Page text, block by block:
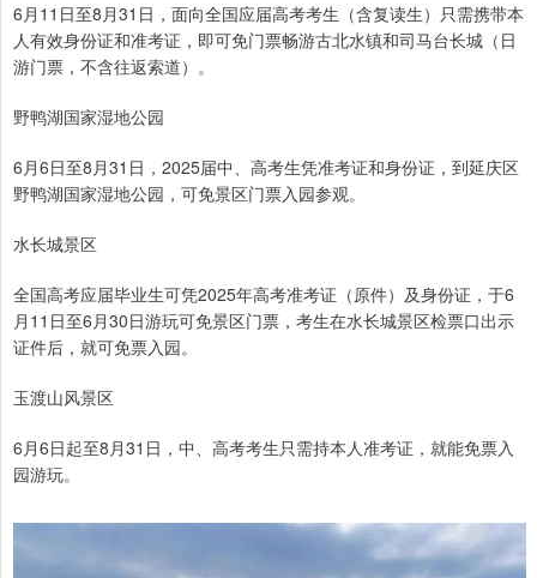
6月11日至8月31日，面向全国应届高考考生（含复读生）只需携带本
人有效身份证和准考证，即可免门票畅游古北水镇和司马台长城（日
游门票，不含往返索道）。
野鸭湖国家湿地公园
6月6日至8月31日，2025届中、高考生凭准考证和身份证，到延庆区
野鸭湖国家湿地公园，可免景区门票入园参观。
水长城景区
全国高考应届毕业生可凭2025年高考准考证（原件）及身份证，于6
月11日至6月30日游玩可免景区门票，考生在水长城景区检票口出示
证件后，就可免票入园。
玉渡山风景区
6月6日起至8月31日，中、高考考生只需持本人准考证，就能免票入
园游玩。